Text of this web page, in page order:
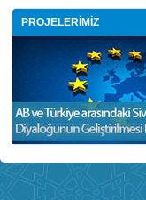
PROJELERİMİZ